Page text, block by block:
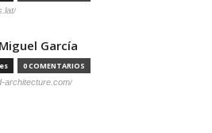
García
0 COMENTARIOS
architecture.com/